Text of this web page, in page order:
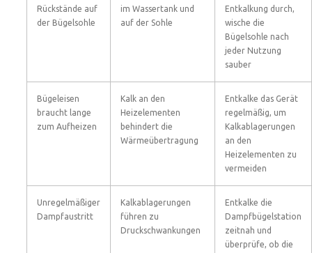
Rückstände auf
der Bügelsohle
im Wassertank und
auf der Sohle
Entkalkung durch,
wische die
Bügelsohle nach
jeder Nutzung
sauber
Bügeleisen
braucht lange
zum Aufheizen
Kalk an den
Heizelementen
behindert die
Wärmeübertragung
Entkalke das Gerät
regelmäßig, um
Kalkablagerungen
an den
Heizelementen zu
vermeiden
Unregelmäßiger
Dampfaustritt
Kalkablagerungen
führen zu
Druckschwankungen
Entkalke die
Dampfbügelstation
zeitnah und
überprüfe, ob die